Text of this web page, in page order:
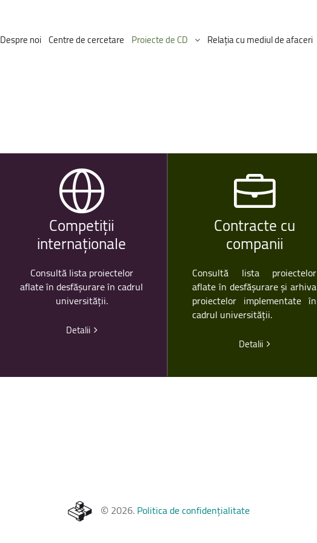
Despre noi Centre de cercetare Proiecte de CD Relația cu mediul de afaceri
Competiții
internaționale
Consultă lista proiectelor
aflate în desfășurare în cadrul
universității.
Detalii
Contracte cu
companii
Consultă lista proiectelor
aflate în desfășurare și arhiva
proiectelor implementate în
cadrul universității.
Detalii
© 2026. Politica de confidențialitate